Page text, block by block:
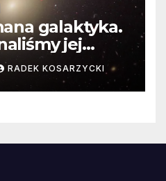
galaktyka.
jej
RADEK KOSARZYCKI